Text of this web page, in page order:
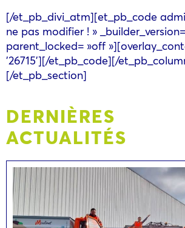
[/et_pb_divi_atm][et_pb_code
ne pas modifier ! » _builder_version=
parent_locked= »off
'26715'][/et_pb_code][/
[/et_pb_section]
DERNIÈRES
ACTUALITÉS